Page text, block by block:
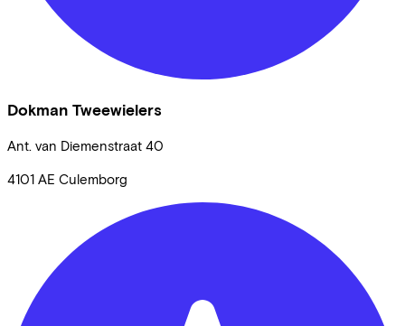
Dokman Tweewielers
Ant. van Diemenstraat 40
4101 AE Culemborg